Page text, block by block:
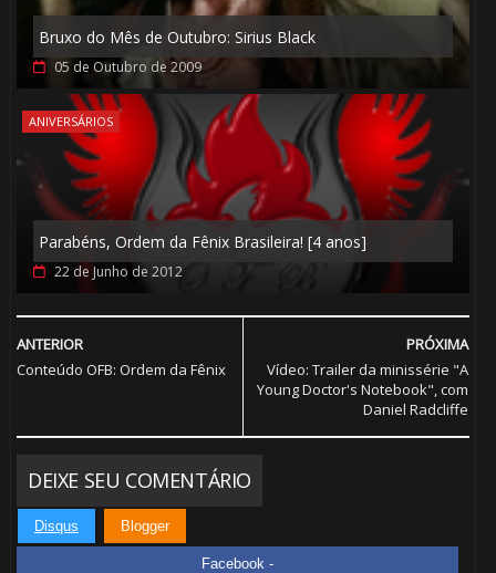
Bruxo do Mês de Outubro: Sirius Black
05 de Outubro de 2009
ANIVERSÁRIOS
Parabéns, Ordem da Fênix Brasileira! [4 anos]
22 de Junho de 2012
PRÓXIMA
Vídeo: Trailer da minissérie "A
Young Doctor's Notebook", com
Daniel Radcliffe
ANTERIOR
Conteúdo OFB: Ordem da Fênix
DEIXE SEU COMENTÁRIO
Disqus Blogger
Facebook -
⚡
🎈
🎈
1️⃣ 8️⃣
⚡